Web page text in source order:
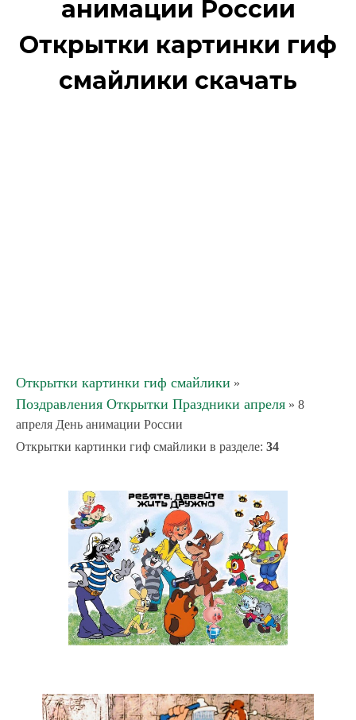
анимации России
Открытки картинки гиф
смайлики скачать
Открытки картинки гиф смайлики »
Поздравления Открытки Праздники апреля » 8
апреля День анимации России
Открытки картинки гиф смайлики в разделе: 34